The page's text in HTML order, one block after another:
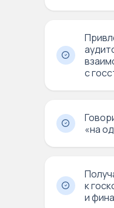
с
«на
к
и